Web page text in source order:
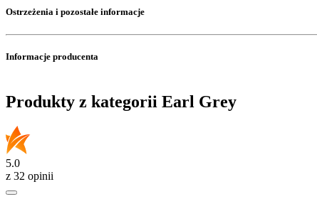
Ostrzeżenia i pozostałe informacje
Informacje producenta
Produkty z kategorii Earl Grey
5.0
z 32 opinii